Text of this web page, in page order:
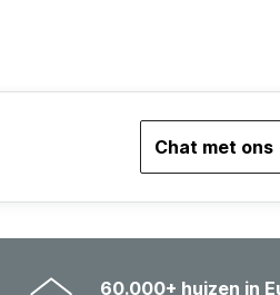
Chat met ons
60.000+ huizen in